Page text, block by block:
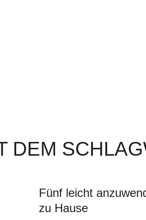
DEM
Fünf leicht
zu Hause